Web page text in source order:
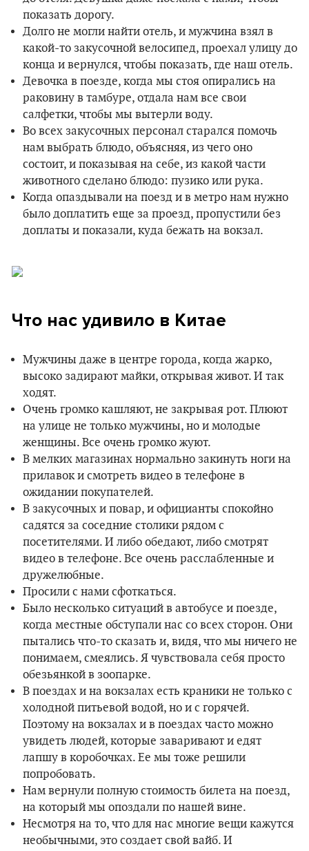
показать дорогу.
Долго не могли найти отель, и мужчина взял в
какой-то закусочной велосипед, проехал улицу до
конца и вернулся, чтобы показать, где наш отель.
Девочка в поезде, когда мы стоя опирались на
раковину в тамбуре, отдала нам все свои
салфетки, чтобы мы вытерли воду.
Во всех закусочных персонал старался помочь
нам выбрать блюдо, объясняя, из чего оно
состоит, и показывая на себе, из какой части
животного сделано блюдо: пузико или рука.
Когда опаздывали на поезд и в метро нам нужно
было доплатить еще за проезд, пропустили без
доплаты и показали, куда бежать на вокзал.
Что нас удивило в Китае
Мужчины даже в центре города, когда жарко,
высоко задирают майки, открывая живот. И так
ходят.
Очень громко кашляют, не закрывая рот. Плюют
на улице не только мужчины, но и молодые
женщины. Все очень громко жуют.
В мелких магазинах нормально закинуть ноги на
прилавок и смотреть видео в телефоне в
ожидании покупателей.
В закусочных и повар, и официанты спокойно
садятся за соседние столики рядом с
посетителями. И либо обедают, либо смотрят
видео в телефоне. Все очень расслабленные и
дружелюбные.
Просили с нами сфоткаться.
Было несколько ситуаций в автобусе и поезде,
когда местные обступали нас со всех сторон. Они
пытались что-то сказать и, видя, что мы ничего не
понимаем, смеялись. Я чувствовала себя просто
обезьянкой в зоопарке.
В поездах и на вокзалах есть краники не только с
холодной питьевой водой, но и с горячей.
Поэтому на вокзалах и в поездах часто можно
увидеть людей, которые заваривают и едят
лапшу в коробочках. Ее мы тоже решили
попробовать.
Нам вернули полную стоимость билета на поезд,
на который мы опоздали по нашей вине.
Несмотря на то, что для нас многие вещи кажутся
необычными, это создает свой вайб. И